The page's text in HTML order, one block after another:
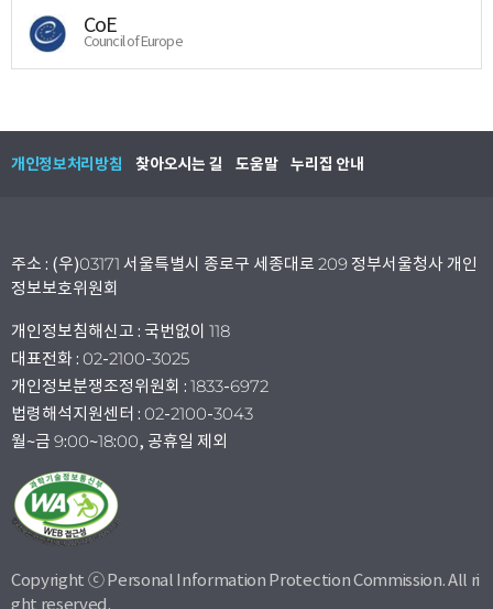
CoE
Council of Europe
개인정보처리방침 찾아오시는 길 도움말 누리집 안내
주소 : (우)03171 서울특별시 종로구 세종대로 209 정부서울청사 개인
정보보호위원회
개인정보침해신고 : 국번없이 118
대표전화 : 02-2100-3025
개인정보분쟁조정위원회 : 1833-6972
법령해석지원센터 : 02-2100-3043
월~금 9:00~18:00, 공휴일 제외
Copyright ⓒ Personal Information Protection Commission. All ri
ght reserved.